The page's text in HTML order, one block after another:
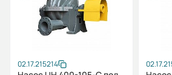
02.17.215214